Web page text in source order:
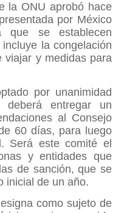
la ONU aprobó hace
por México
se establecen
la congelación
viajar y medidas para
por unanimidad
entregar un
al Consejo
60 días, para luego
Será este comité el
y entidades que
de sanción, que se
inicial de un año.
como sujeto de